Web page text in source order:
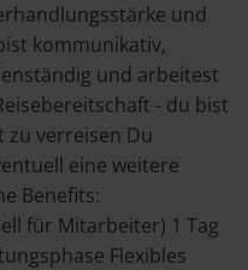
und
kommunikativ,
und arbeitest
- du bist
zu verreisen Du
eine weitere
Benefits:
für Mitarbeiter) 1 Tag
Flexibles